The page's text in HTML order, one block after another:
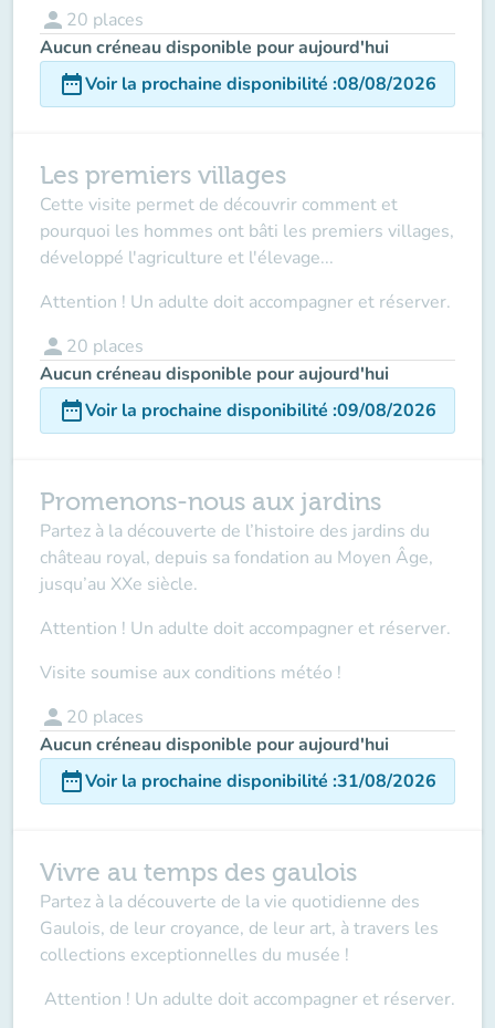
person 20 places
Aucun créneau disponible pour aujourd'hui
date_rangeVoir la prochaine disponibilité :08/08/2026
Les premiers villages
Cette visite permet de découvrir comment et
pourquoi les hommes ont bâti les premiers villages,
développé l'agriculture et l'élevage...
Attention ! Un adulte doit accompagner et réserver.
person 20 places
Aucun créneau disponible pour aujourd'hui
date_rangeVoir la prochaine disponibilité :09/08/2026
Promenons-nous aux jardins
Partez à la découverte de l’histoire des jardins du
château royal, depuis sa fondation au Moyen Âge,
jusqu’au XXe siècle.
Attention ! Un adulte doit accompagner et réserver.
Visite soumise aux conditions météo !
person 20 places
Aucun créneau disponible pour aujourd'hui
date_rangeVoir la prochaine disponibilité :31/08/2026
Vivre au temps des gaulois
Partez à la découverte de la vie quotidienne des
Gaulois, de leur croyance, de leur art, à travers les
collections exceptionnelles du musée !
Attention ! Un adulte doit accompagner et réserver.